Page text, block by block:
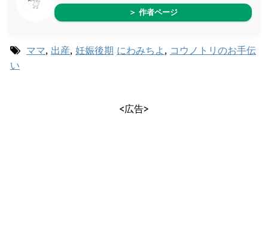
＞ 作者ページ
ママ, 出産, 妊娠後期 にわみちよ , コウノトリのお手伝
い
<広告>